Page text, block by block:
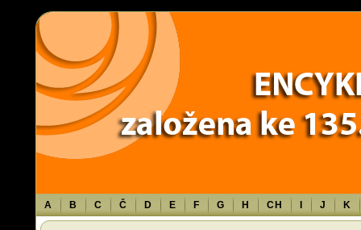
Warning: Use of undefined constant TXT - assumed 'TXT' (this will throw
content/themes/sablona/functions.php
A B C Č D E F G H CH J K